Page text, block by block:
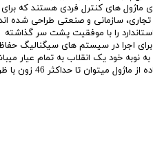
ماژول های کنترل فردی هستند که
سازمانی و صنعتی طراحی شده